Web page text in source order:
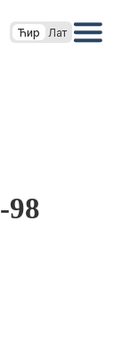
Ћир Лат
98